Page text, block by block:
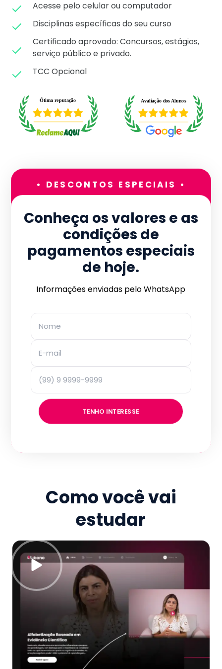
Acesse pelo celular ou computador
Disciplinas específicas do seu curso
Certificado aprovado: Concursos, estágios,
serviço público e privado.
TCC Opcional
• DESCONTOS ESPECIAIS •
Conheça os valores e as
condições de
pagamentos especiais
de hoje.
Informações enviadas pelo WhatsApp
TENHO INTERESSE
Como você vai
estudar